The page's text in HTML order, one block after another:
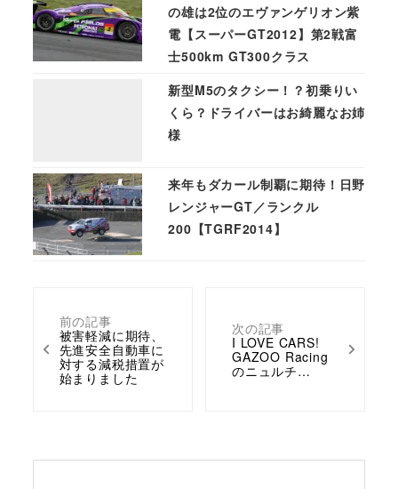
前の記事
被害軽減に期待、
先進安全自動車に
対する減税措置が
始まりました
次の記事
I LOVE CARS!
GAZOO Racing
のニュルチ…
の雄は2位のエヴァンゲリオン紫
電【スーパーGT2012】第2戦富
士500km GT300クラス
新型M5のタクシー！？初乗りい
くら？ドライバーはお綺麗なお姉
様
来年もダカール制覇に期待！日野
レンジャーGT／ランクル
200【TGRF2014】